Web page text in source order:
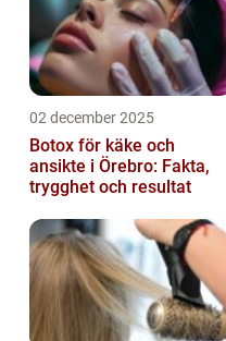
02 december 2025
Botox för käke och
ansikte i Örebro: Fakta,
trygghet och resultat